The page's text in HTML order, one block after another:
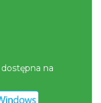
- owady i
2026-08-22
dostępna na